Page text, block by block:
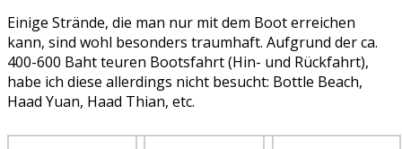
Einige Strände, die man nur mit dem Boot erreichen
kann, sind wohl besonders traumhaft. Aufgrund der ca.
400-600 Baht teuren Bootsfahrt (Hin- und Rückfahrt),
habe ich diese allerdings nicht besucht: Bottle Beach,
Haad Yuan, Haad Thian, etc.